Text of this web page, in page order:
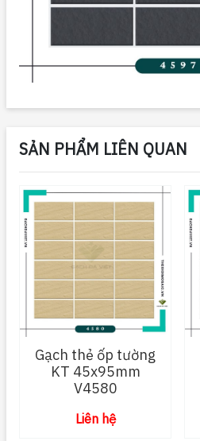
SẢN PHẨM LIÊN QUAN
Gạch thẻ ốp tường
KT 45x95mm
V4580
Liên hệ